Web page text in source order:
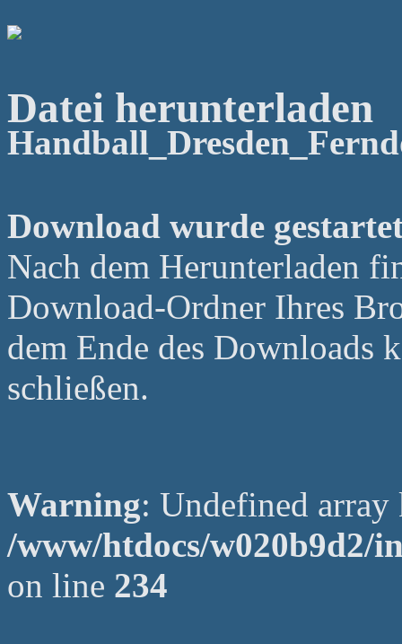
Datei herunterladen
Download wurde
Nach dem Herunterladen
Download-Ordner Ihres
dem Ende des Downloads
schließen.
Warning: Undefined
/www/htdocs/w020b9d2/
on line 234